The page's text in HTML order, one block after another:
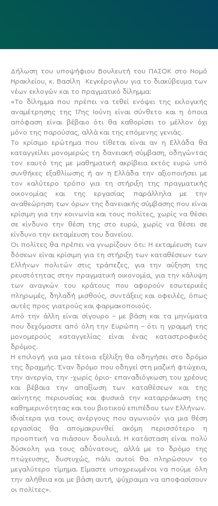
Δήλωση του υποψήφιου Βουλευτή του ΠΑΣΟΚ στο Νομό
Ηρακλείου, κ. Βασίλη Κεγκέρογλου για το διακύβευμα των
νέων εκλογών και το πραγματικό δίλημμα:
«Το δίλημμα που πρέπει να τεθεί ενόψει της εκλογικής
αναμέτρησης της 17ης Ιούνη είναι σύνθετο και η όποια
απόφαση είναι βέβαιο ότι θα καθορίσει το μέλλον όχι
μόνο της παρούσας, αλλά και της επόμενης γενιάς.
Το κρίσιμο ερώτημα που τίθεται είναι αν η Ελλάδα θα
καταγγείλει μονομερώς τη δανειακή σύμβαση, οδηγώντας
τον εαυτό της με μαθηματική ακρίβεια εκτός ευρώ υπό
συνθήκες εξαθλίωσης ή αν η Ελλάδα την αξιοποιήσει με
τον καλύτερο τρόπο για τη στήριξη της πραγματικής
οικονομίας και της εργασίας παράλληλα με την
αναθεώρηση των όρων της δανειακής σύμβασης που είναι
κρίσιμη για την κοινωνία και τους πολίτες, χωρίς να θέσει
σε κίνδυνο την θέση της στο ευρώ, χωρίς να θέσει σε
κίνδυνο την εκταμίευση του δανείου.
Οι πολίτες θα πρέπει να γνωρίζουν ότι: Η εκταμίευση των
δόσεων είναι κρίσιμη για τη στήριξη των καταθέσεων των
Ελλήνων πολιτών στις τράπεζες, για την αύξηση της
ρευστότητας στην πραγματική οικονομία, για την κάλυψη
των αναγκών του κράτους που αφορούν εσωτερικές
πληρωμές, δηλαδή μισθούς, συντάξεις και οφειλές, όπως
αυτές προς γιατρούς και φαρμακοποιούς.
Από την άλλη είναι σίγουρο – με βάση και τα μηνύματα
που δεχόμαστε από όλη την Ευρώπη – ότι η γραμμή της
μονομερούς καταγγελίας είναι ένας καταστροφικός
δρόμος.
Η επιλογή για μια τέτοια εξέλιξη θα οδηγήσει στο δρόμο
της δραχμής. Έναν δρόμο που οδηγεί στη μαζική φτώχεια,
την ανεργία, την -χωρίς όριο- επαναδιόγκωση του χρέους
και βέβαια την απαξίωση των καταθέσεων και της
ακίνητης περιουσίας και φυσικά την καταρράκωση της
καθημερινότητας και του βιοτικού επιπέδου των Ελλήνων.
Ιδιαίτερα για τους ανέργους που αγωνιούν για μια θέση
εργασίας θα απομακρυνθεί ακόμη περισσότερο η
προοπτική να πιάσουν δουλειά. Η κατάσταση είναι πολύ
δύσκολη για τους αδύνατους, αλλά με το δρόμο της
πτώχευσης, δυστυχώς, πάλι αυτοί θα πληρώσουν το
μεγαλύτερο τίμημα. Είμαστε υποχρεωμένοι να πούμε όλη
την αλήθεια και με βάση αυτή, ψύχραιμα να αποφασίσουν
οι πολίτες».